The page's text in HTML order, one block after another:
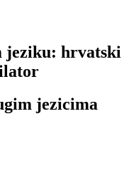
jeziku: hrvatski
jezicima